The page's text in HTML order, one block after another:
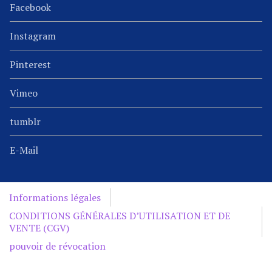
Facebook
Instagram
Pinterest
Vimeo
tumblr
E-Mail
Informations légales
CONDITIONS GÉNÉRALES D’UTILISATION ET DE
VENTE (CGV)
pouvoir de révocation